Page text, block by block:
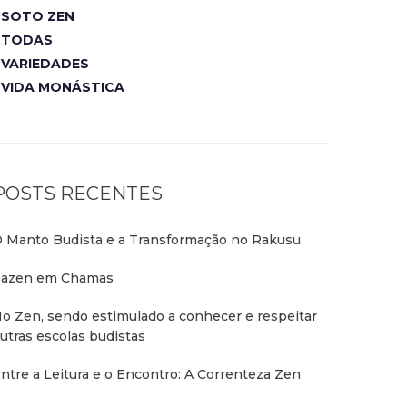
SOTO ZEN
TODAS
VARIEDADES
VIDA MONÁSTICA
RECENTES
Manto Budista e a Transformação no Rakusu
em Chamas
Zen, sendo estimulado a conhecer e respeitar
escolas budistas
a Leitura e o Encontro: A Correnteza Zen